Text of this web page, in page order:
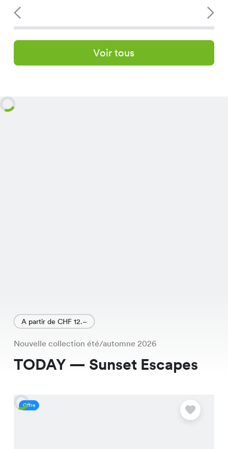
Voir tous
A partir de CHF 12.–
Nouvelle collection été/automne 2026
TODAY — Sunset Escapes
Offre